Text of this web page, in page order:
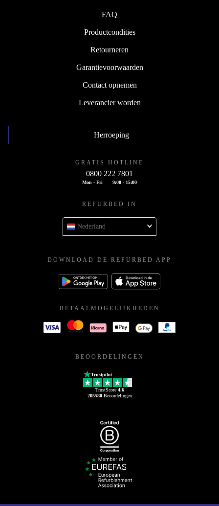
FAQ
Productcondities
Retourneren
Garantievoorwaarden
Contact opnemen
Leverancier worden
Herroeping
GRATIS HOTLINE
0800 222 7801
Mon - Fri 9:00 - 15:00
REFURBED IN
Nederland
DOWNLOAD DE REFURBED APP
BETAALMOGELIJKHEDEN
BEOORDELINGEN
Trustpilot
TrustScore 4.6
205580Beoordelingen